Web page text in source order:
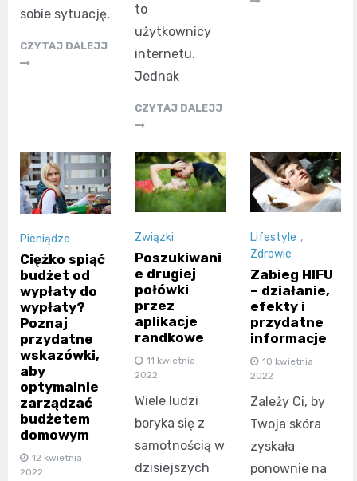
sobie sytuację,
CZYTAJ DALEJJ
to
użytkownicy
internetu.
Jednak
CZYTAJ DALEJJ
Pieniądze
Ciężko spiąć
budżet od
wypłaty do
wypłaty?
Poznaj
przydatne
wskazówki,
aby
optymalnie
zarządzać
budżetem
domowym
12 kwietnia
2022
Związki
Poszukiwani
e drugiej
połówki
przez
aplikacje
randkowe
11 kwietnia
2022
Wiele ludzi
boryka się z
samotnością w
dzisiejszych
Lifestyle ,
Zdrowie
Zabieg HIFU
– działanie,
efekty i
przydatne
informacje
10 kwietnia
2022
Zależy Ci, by
Twoja skóra
zyskała
ponownie na